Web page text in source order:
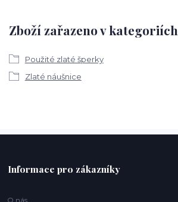
Zboží zařazeno v kategoriích
Použité zlaté šperky
Zlaté náušnice
Informace pro zákazníky
O nás